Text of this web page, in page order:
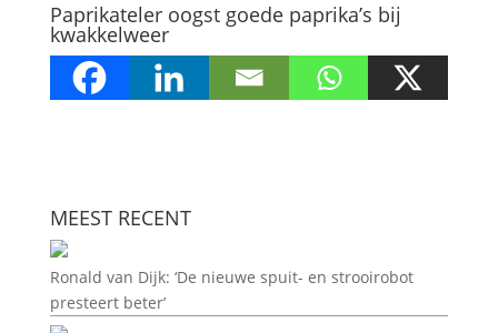
Paprikateler oogst goede paprika’s bij
kwakkelweer
MEEST RECENT
Ronald van Dijk: ‘De nieuwe spuit- en strooirobot
presteert beter’